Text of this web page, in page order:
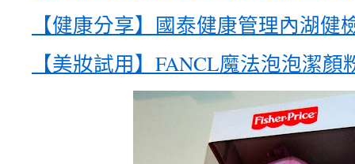
【健康分享】國泰健康管理內湖健
【美妝試用】FANCL魔法泡泡潔顏